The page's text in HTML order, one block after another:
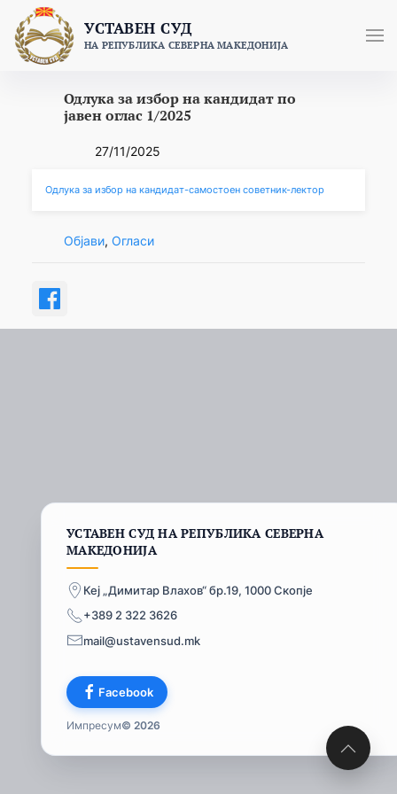
content
УСТАВЕН СУД
НА РЕПУБЛИКА СЕВЕРНА МАКЕДОНИЈА
Одлука за избор на кандидат по
јавен оглас 1/2025
27/11/2025
Одлука за избор на кандидат-самостоен советник-лектор
Објави, Огласи
УСТАВЕН СУД НА РЕПУБЛИКА СЕВЕРНА
МАКЕДОНИЈА
Кеј „Димитар Влахов“ бр.19, 1000 Скопје
+389 2 322 3626
mail@ustavensud.mk
Facebook
Импресум© 2026